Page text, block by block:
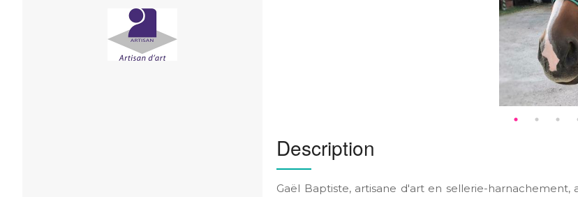
Description
Gaël Baptiste, artisane d'art en sellerie-